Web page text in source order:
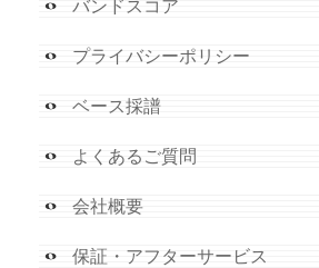
バンドスコア
プライバシーポリシー
ベース採譜
よくあるご質問
会社概要
保証・アフターサービス